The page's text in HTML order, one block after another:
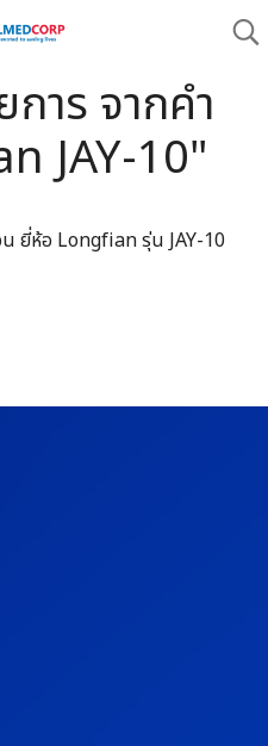
าร จากคำ
JAY-10"
ยี่ห้อ Longfian รุ่น JAY-10